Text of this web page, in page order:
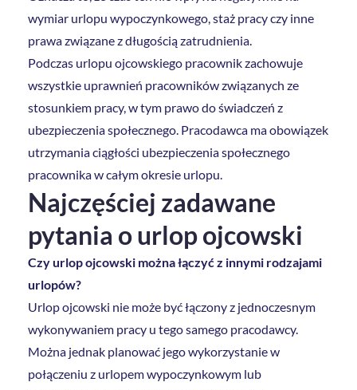
wymiar urlopu wypoczynkowego, staż pracy czy inne
prawa związane z długością zatrudnienia.
Podczas urlopu ojcowskiego pracownik zachowuje
wszystkie uprawnień pracowników związanych ze
stosunkiem pracy, w tym prawo do świadczeń z
ubezpieczenia społecznego. Pracodawca ma obowiązek
utrzymania ciągłości ubezpieczenia społecznego
pracownika w całym okresie urlopu.
Najczęściej zadawane
pytania o urlop ojcowski
Czy urlop ojcowski można łączyć z innymi rodzajami
urlopów?
Urlop ojcowski nie może być łączony z jednoczesnym
wykonywaniem pracy u tego samego pracodawcy.
Można jednak planować jego wykorzystanie w
połączeniu z urlopem wypoczynkowym lub